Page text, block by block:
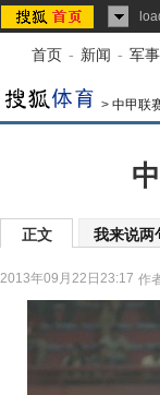
首页 - 新闻 - 军事
> 中甲联
正文 我来说两
2013年09月22日23:17 作